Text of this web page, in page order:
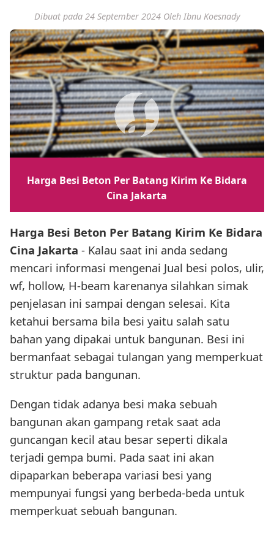
Dibuat pada 24 September 2024 Oleh Ibnu Koesnady
Harga Besi Beton Per Batang Kirim Ke Bidara
Cina Jakarta
Harga Besi Beton Per Batang Kirim Ke Bidara
Cina Jakarta - Kalau saat ini anda sedang
mencari informasi mengenai Jual besi polos, ulir,
wf, hollow, H-beam karenanya silahkan simak
penjelasan ini sampai dengan selesai. Kita
ketahui bersama bila besi yaitu salah satu
bahan yang dipakai untuk bangunan. Besi ini
bermanfaat sebagai tulangan yang memperkuat
struktur pada bangunan.
Dengan tidak adanya besi maka sebuah
bangunan akan gampang retak saat ada
guncangan kecil atau besar seperti dikala
terjadi gempa bumi. Pada saat ini akan
dipaparkan beberapa variasi besi yang
mempunyai fungsi yang berbeda-beda untuk
memperkuat sebuah bangunan.